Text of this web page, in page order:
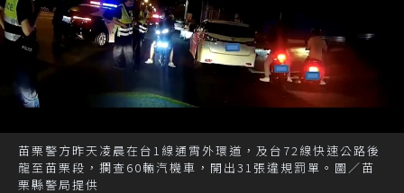
苗栗警方昨天凌晨在台1線通霄外環道，及台72線快速公路後
龍至苗栗段，攔查60輛汽機車，開出31張違規罰單。圖／苗
栗縣警局提供